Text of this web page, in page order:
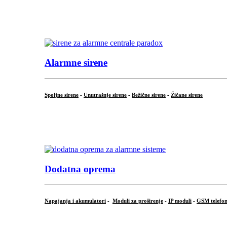
Alarmne sirene
Spoljne sirene - Unutrašnje sirene - Bežične sirene - Žičane sirene
Dodatna oprema
Napajanja i akumulatori - Moduli za proširenje - IP moduli - GSM